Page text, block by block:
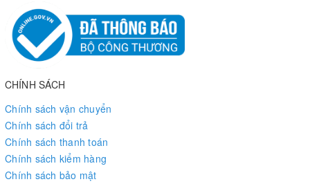
CHÍNH SÁCH
Chính sách vận chuyển
Chính sách đổi trả
Chính sách thanh toán
Chính sách kiểm hàng
Chính sách bảo mật